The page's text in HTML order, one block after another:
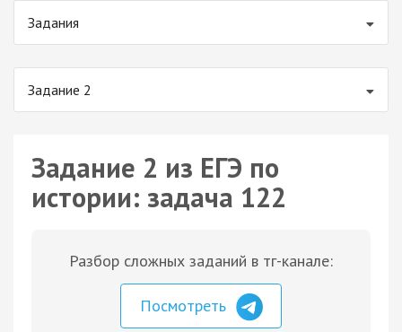
Задания
Задание 2
Задание 2 из ЕГЭ по
истории: задача 122
Разбор сложных заданий в тг-канале:
Посмотреть